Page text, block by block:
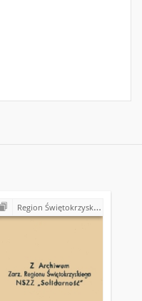
Region Świętokrzyski NSZZ "Solidarność". Delegatura Starachowice